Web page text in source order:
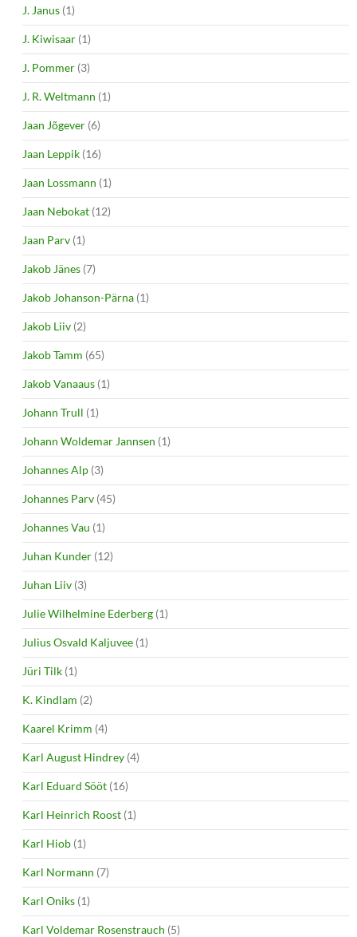
J. Janus (1)
J. Kiwisaar (1)
J. Pommer (3)
J. R. Weltmann (1)
Jaan Jõgever (6)
Jaan Leppik (16)
Jaan Lossmann (1)
Jaan Nebokat (12)
Jaan Parv (1)
Jakob Jänes (7)
Jakob Johanson-Pärna (1)
Jakob Liiv (2)
Jakob Tamm (65)
Jakob Vanaaus (1)
Johann Trull (1)
Johann Woldemar Jannsen (1)
Johannes Alp (3)
Johannes Parv (45)
Johannes Vau (1)
Juhan Kunder (12)
Juhan Liiv (3)
Julie Wilhelmine Ederberg (1)
Julius Osvald Kaljuvee (1)
Jüri Tilk (1)
K. Kindlam (2)
Kaarel Krimm (4)
Karl August Hindrey (4)
Karl Eduard Sööt (16)
Karl Heinrich Roost (1)
Karl Hiob (1)
Karl Normann (7)
Karl Oniks (1)
Karl Voldemar Rosenstrauch (5)